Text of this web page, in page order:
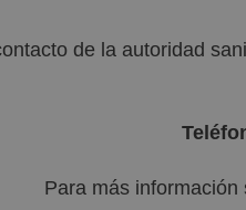
de la autoridad
Para más